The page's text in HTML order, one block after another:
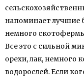
напоминает лучшие
немного
Все это с сильной
орехи, лак, немного
водорослей. Если